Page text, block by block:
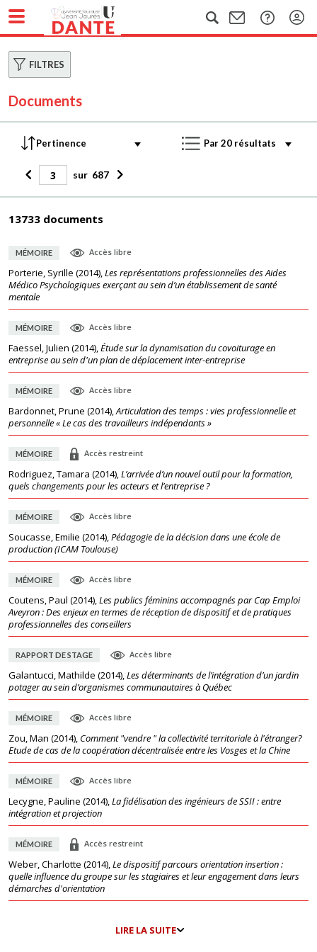
FILTRES
Documents
sur 687
13733 documents
MÉMOIRE Accès libre
Porterie, Syrille (2014),Les représentations professionnelles des Aides
Médico Psychologiques exerçant au sein d’un établissement de santé
mentale
MÉMOIRE Accès libre
Faessel, Julien (2014),Étude sur la dynamisation du covoiturage en
entreprise au sein d'un plan de déplacement inter-entreprise
MÉMOIRE Accès libre
Bardonnet, Prune (2014),Articulation des temps : vies professionnelle et
personnelle « Le cas des travailleurs indépendants »
MÉMOIRE Accès restreint
Rodriguez, Tamara (2014),L’arrivée d’un nouvel outil pour la formation,
quels changements pour les acteurs et l’entreprise ?
MÉMOIRE Accès libre
Soucasse, Emilie (2014),Pédagogie de la décision dans une école de
production (ICAM Toulouse)
MÉMOIRE Accès libre
Coutens, Paul (2014),Les publics féminins accompagnés par Cap Emploi
Aveyron : Des enjeux en termes de réception de dispositif et de pratiques
professionnelles des conseillers
RAPPORT DE STAGE Accès libre
Galantucci, Mathilde (2014),Les déterminants de l’intégration d’un jardin
potager au sein d’organismes communautaires à Québec
MÉMOIRE Accès libre
Zou, Man (2014), Comment "vendre " la collectivité territoriale à l'étranger?
Etude de cas de la coopération décentralisée entre les Vosges et la Chine
MÉMOIRE Accès libre
Lecygne, Pauline (2014),La fidélisation des ingénieurs de SSII : entre
intégration et projection
MÉMOIRE Accès restreint
Weber, Charlotte (2014),Le dispositif parcours orientation insertion :
quelle influence du groupe sur les stagiaires et leur engagement dans leurs
démarches d'orientation
LIRE LA SUITE